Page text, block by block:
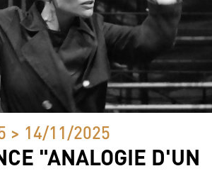
> 14/11/2025
"ANALOGIE D'UN